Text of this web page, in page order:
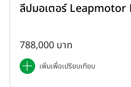
ลีปมอเตอร์ Leapmotor
788,000 บาท
เพิ่มเพื่อเปรียบเทียบ